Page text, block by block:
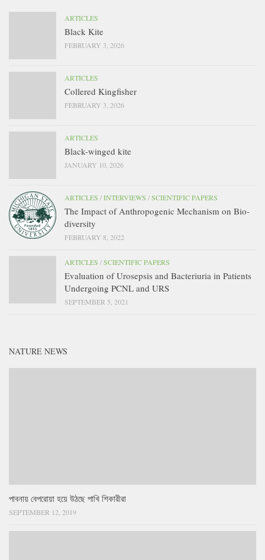
ARTICLES
Black Kite
FEBRUARY 3, 2026
ARTICLES
Collered Kingfisher
FEBRUARY 3, 2026
ARTICLES
Black-winged kite
JANUARY 10, 2026
ARTICLES /INTERVIEWS /SCIENTIFIC PAPERS
The Impact of Anthropogenic Mechanism on Bio-
diversity
FEBRUARY 8, 2022
ARTICLES /SCIENTIFIC PAPERS
Evaluation of Urosepsis and Bacteriuria in Patients
Undergoing PCNL and URS
SEPTEMBER 5, 2021
NATURE NEWS
পাবনায় বেপরোয়া হয়ে উঠছে পাখি শিকারীরা
SEPTEMBER 12, 2019